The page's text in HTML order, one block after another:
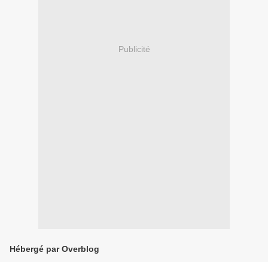
Publicité
Hébergé par Overblog